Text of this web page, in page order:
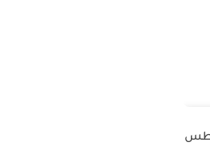
4 أغسطس